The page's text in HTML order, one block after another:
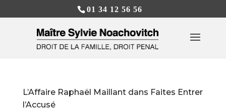
01 34 12 56 56
L’Affaire Raphaël Maillant dans Faites Entrer
l’Accusé